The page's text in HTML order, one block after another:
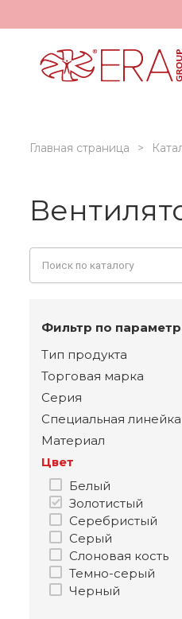
Главная страница
Фильтр по
Тип продукта
Торговая марка
Серия
Специальная линейка
Материал
Цвет
Белый
Золотистый
Серебристый
Серый
Слоновая кость
Темно-серый
Черный